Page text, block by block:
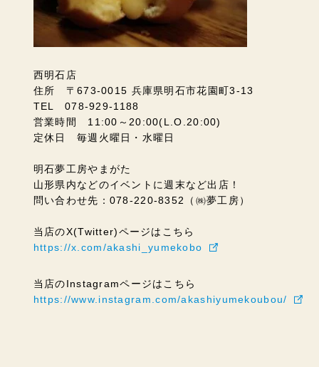
西明石店
住所 〒673-0015 兵庫県明石市花園町3-13
TEL 078-929-1188
営業時間 11:00～20:00(L.O.20:00)
定休日 毎週火曜日・水曜日
明石夢工房やまがた
山形県内などのイベントに週末など出店！
問い合わせ先：078-220-8352（㈱夢工房）
当店のX(Twitter)ページはこちら
https://x.com/akashi_yumekobo
当店のInstagramページはこちら
https://www.instagram.com/akashiyumekoubou/